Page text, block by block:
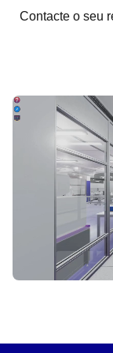
Contacte o seu